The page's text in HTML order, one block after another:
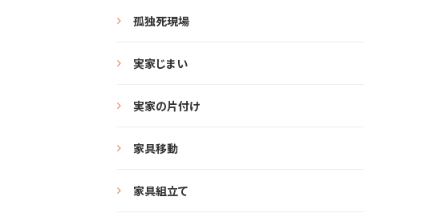
孤独死現場
実家じまい
実家の片付け
家具移動
家具組立て